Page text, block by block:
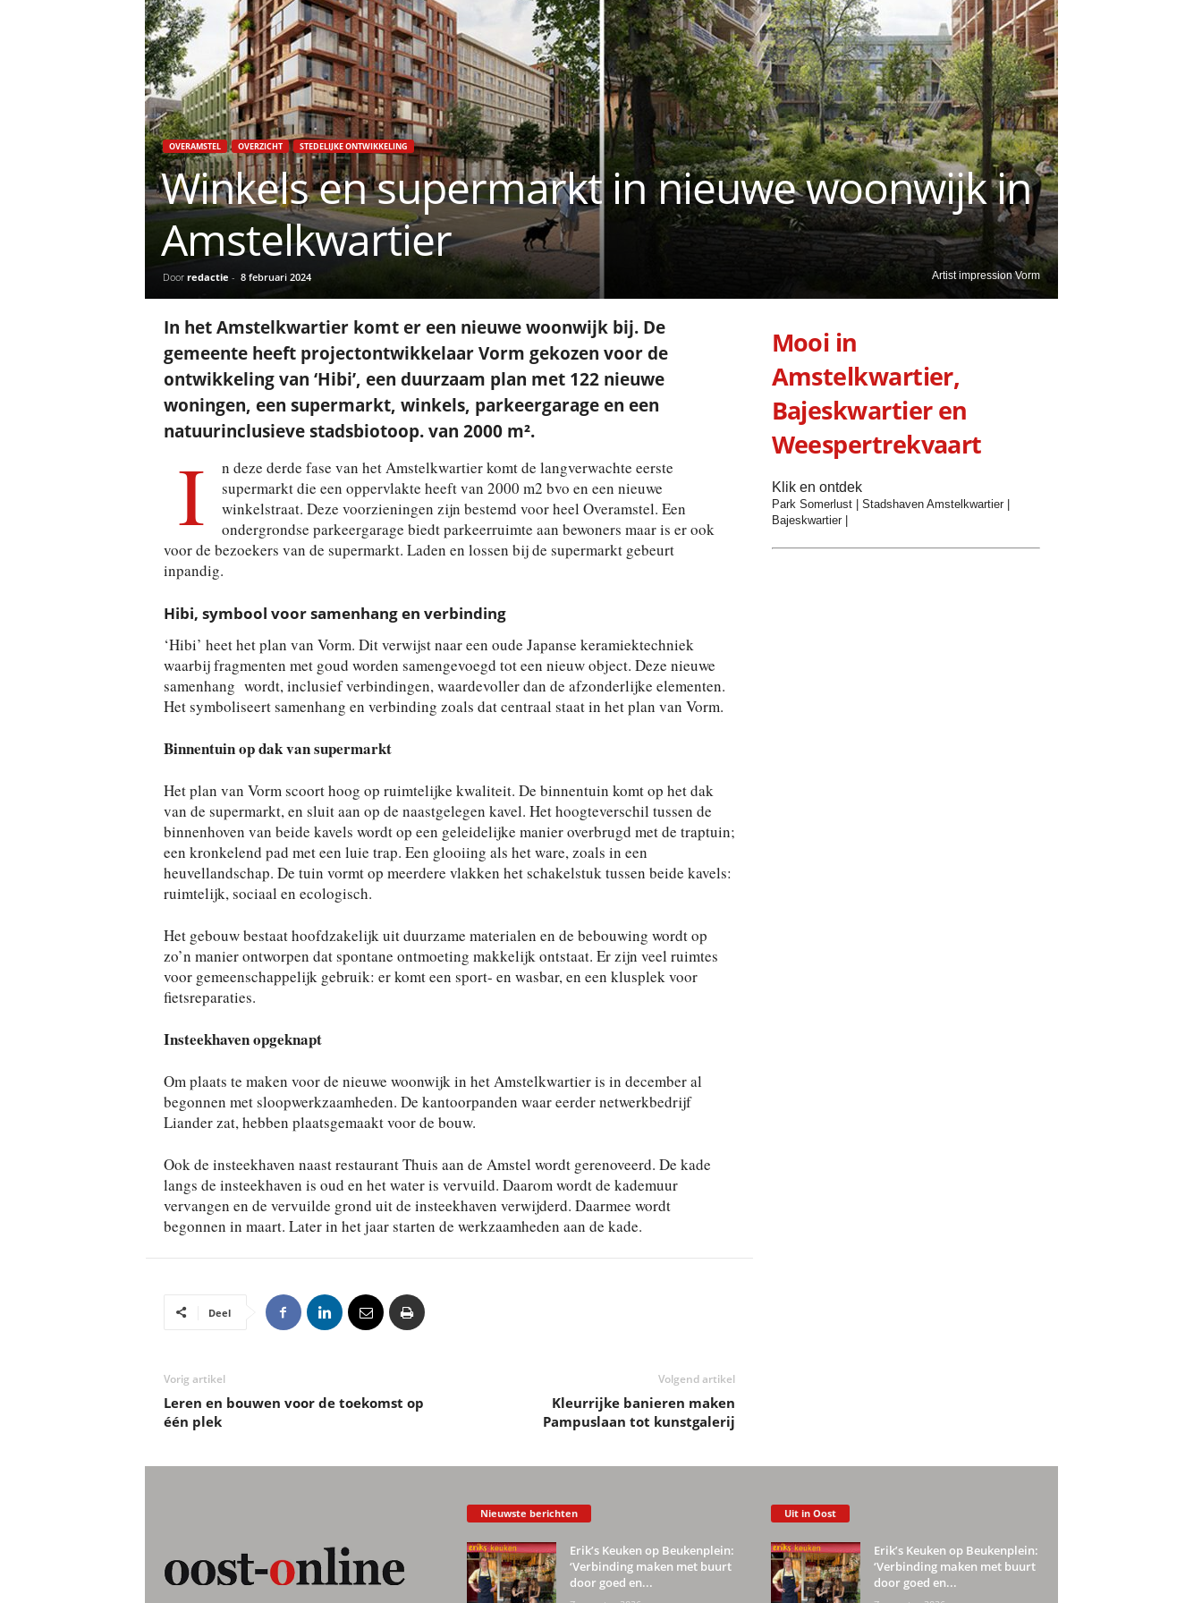
Artist impression Vorm
OVERAMSTEL OVERZICHT STEDELIJKE ONTWIKKELING
Winkels en supermarkt in nieuwe woonwijk in
Amstelkwartier
Door redactie - 8 februari 2024
In het Amstelkwartier komt er een nieuwe woonwijk bij. De
gemeente heeft projectontwikkelaar Vorm gekozen voor de
ontwikkeling van ‘Hibi’, een duurzaam plan met 122 nieuwe
woningen, een supermarkt, winkels, parkeergarage en een
natuurinclusieve stadsbiotoop. van 2000 m².
I
n deze derde fase van het Amstelkwartier komt de langverwachte eerste
supermarkt die een oppervlakte heeft van 2000 m2 bvo en een nieuwe
winkelstraat. Deze voorzieningen zijn bestemd voor heel Overamstel. Een
ondergrondse parkeergarage biedt parkeerruimte aan bewoners maar is er ook
voor de bezoekers van de supermarkt. Laden en lossen bij de supermarkt gebeurt
inpandig.
Hibi, symbool voor samenhang en verbinding
‘Hibi’ heet het plan van Vorm. Dit verwijst naar een oude Japanse keramiektechniek
waarbij fragmenten met goud worden samengevoegd tot een nieuw object. Deze nieuwe
samenhang wordt, inclusief verbindingen, waardevoller dan de afzonderlijke elementen.
Het symboliseert samenhang en verbinding zoals dat centraal staat in het plan van Vorm.
Binnentuin op dak van supermarkt
Het plan van Vorm scoort hoog op ruimtelijke kwaliteit. De binnentuin komt op het dak
van de supermarkt, en sluit aan op de naastgelegen kavel. Het hoogteverschil tussen de
binnenhoven van beide kavels wordt op een geleidelijke manier overbrugd met de traptuin;
een kronkelend pad met een luie trap. Een glooiing als het ware, zoals in een
heuvellandschap. De tuin vormt op meerdere vlakken het schakelstuk tussen beide kavels:
ruimtelijk, sociaal en ecologisch.
Het gebouw bestaat hoofdzakelijk uit duurzame materialen en de bebouwing wordt op
zo’n manier ontworpen dat spontane ontmoeting makkelijk ontstaat. Er zijn veel ruimtes
voor gemeenschappelijk gebruik: er komt een sport- en wasbar, en een klusplek voor
fietsreparaties.
Insteekhaven opgeknapt
Om plaats te maken voor de nieuwe woonwijk in het Amstelkwartier is in december al
begonnen met sloopwerkzaamheden. De kantoorpanden waar eerder netwerkbedrijf
Liander zat, hebben plaatsgemaakt voor de bouw.
Ook de insteekhaven naast restaurant Thuis aan de Amstel wordt gerenoveerd. De kade
langs de insteekhaven is oud en het water is vervuild. Daarom wordt de kademuur
vervangen en de vervuilde grond uit de insteekhaven verwijderd. Daarmee wordt
begonnen in maart. Later in het jaar starten de werkzaamheden aan de kade.
Deel
Vorig artikel
Leren en bouwen voor de toekomst op
één plek
Volgend artikel
Kleurrijke banieren maken
Pampuslaan tot kunstgalerij
Mooi in
Amstelkwartier,
Bajeskwartier en
Weespertrekvaart
Klik en ontdek
Park Somerlust| Stadshaven Amstelkwartier|
Bajeskwartier|
Nieuwste berichten
Erik’s Keuken op Beukenplein:
‘Verbinding maken met buurt
door goed en...
Uit in Oost
Erik’s Keuken op Beukenplein:
‘Verbinding maken met buurt
door goed en...